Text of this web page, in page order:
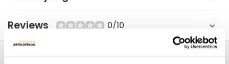
Reviews 0/10